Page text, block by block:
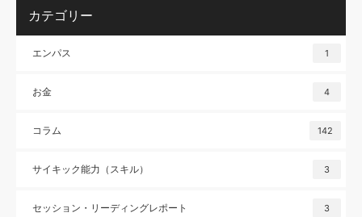
カテゴリー
エンパス 1
お金 4
コラム 142
サイキック能力（スキル） 3
セッション・リーディングレポート 3